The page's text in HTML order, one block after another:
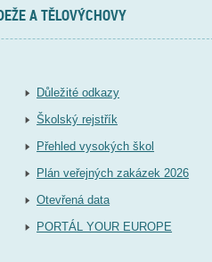
A TĚLOVÝCHOVY
Důležité odkazy
Školský rejstřík
Přehled vysokých škol
Plán veřejných zakázek 2026
Otevřená data
PORTÁL YOUR EUROPE